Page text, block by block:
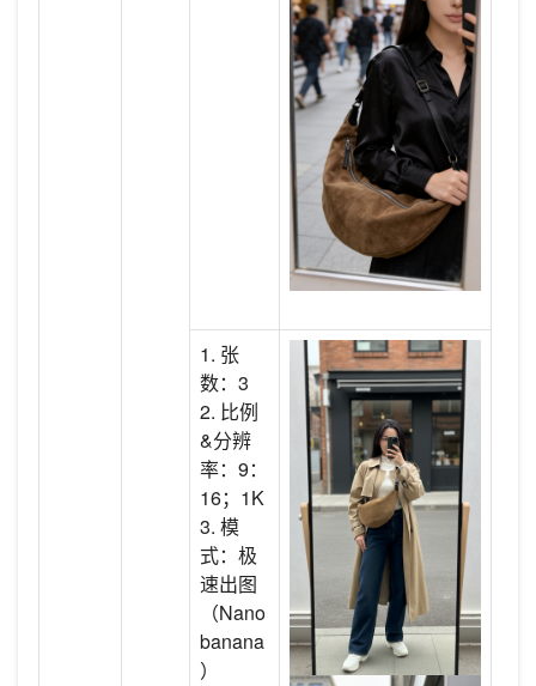
1. 张
数：3
2. 比例
&分辨
率：9：
16；1K
3. 模
式：极
速出图
（Nano
banana
）